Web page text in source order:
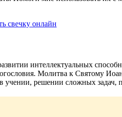
интеллектуальных
Молитва к Святому
решении сложных задач,